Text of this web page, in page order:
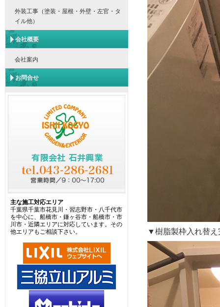
▼樹脂製枠入れ替え
外装工事（塗装・屋根・外壁・左官・タ
イル他）
会社概要
会社案内
お問合せ
主な施工対応エリア
千葉県千葉市花見川・習志野市・八千代市
を中心に、船橋市・鎌ヶ谷市・船橋市・市
川市・近隣エリアに対応しています。その
他エリアもご相談下さい。